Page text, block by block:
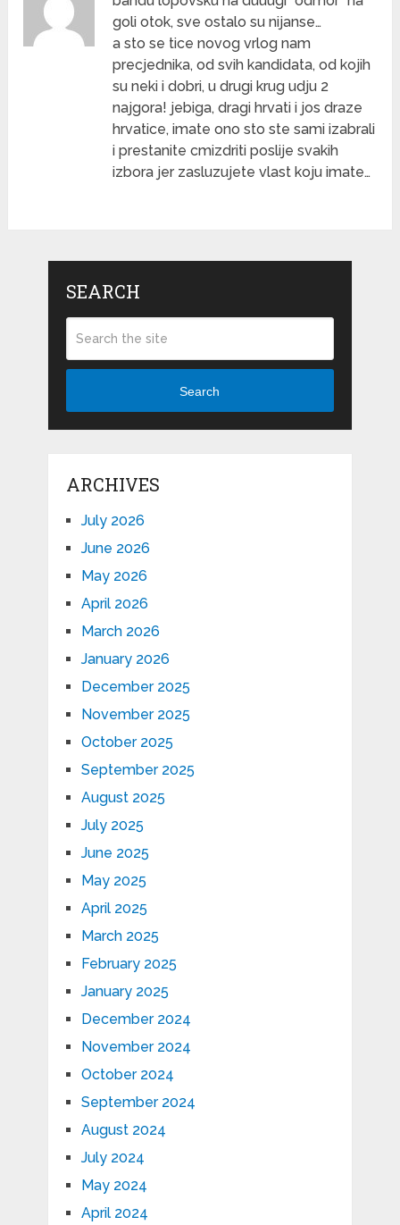
goli otok, sve ostalo su nijanse…
a sto se tice novog vrlog nam
precjednika, od svih kandidata, od kojih
su neki i dobri, u drugi krug udju 2
najgora! jebiga, dragi hrvati i jos draze
hrvatice, imate ono sto ste sami izabrali
i prestanite cmizdriti poslije svakih
izbora jer zasluzujete vlast koju imate…
SEARCH
Search
ARCHIVES
July 2026
June 2026
May 2026
April 2026
March 2026
January 2026
December 2025
November 2025
October 2025
September 2025
August 2025
July 2025
June 2025
May 2025
April 2025
March 2025
February 2025
January 2025
December 2024
November 2024
October 2024
September 2024
August 2024
July 2024
May 2024
April 2024